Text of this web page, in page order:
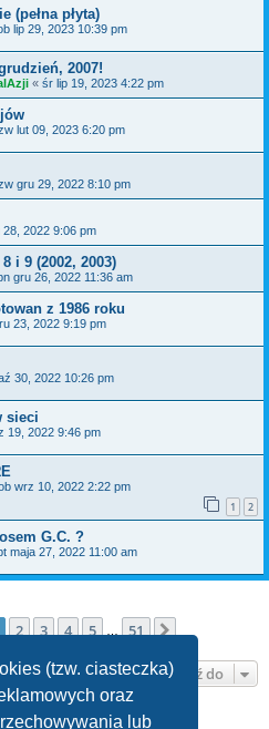
(tzw. ciasteczka)
oraz
lub
(pełna płyta)
lip 29, 2023 10:39 pm
2007!
« śr lip 19, 2023 4:22 pm
lut 09, 2023 6:20 pm
gru 29, 2022 8:10 pm
2022 9:06 pm
i 9 (2002, 2003)
gru 26, 2022 11:36 am
z 1986 roku
23, 2022 9:19 pm
30, 2022 10:26 pm
sieci
19, 2022 9:46 pm
wrz 10, 2022 2:22 pm
1 2
G.C. ?
maja 27, 2022 11:00 am
1 z51
2 3 4 5 51 Następna
Przejdź do